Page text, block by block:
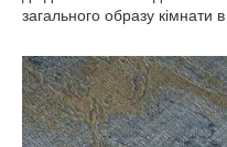
загального образу кімнати